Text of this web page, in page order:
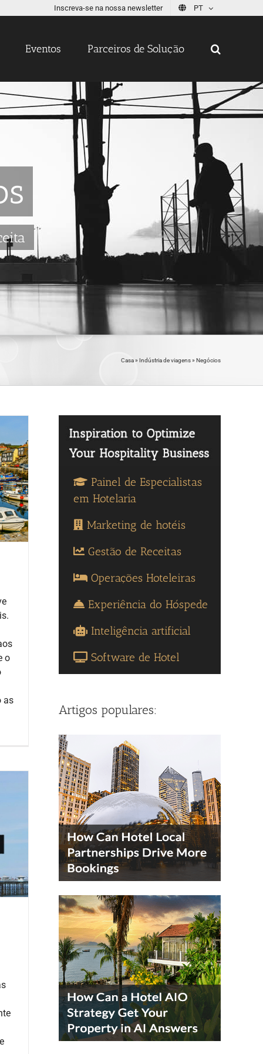
Inscreva-se na nossa newsletter PT
Eventos Parceiros de Solução
Casa» Indústria de viagens» Negócios
o
as
Painel de Especialistas
em Hotelaria
Marketing de hotéis
Gestão de Receitas
Operações Hoteleiras
Experiência do Hóspede
Inteligência artificial
Software de Hotel
Artigos populares: